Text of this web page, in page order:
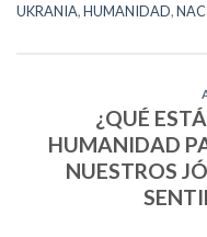
UKRANIA,HUMANIDAD,
¿QUÉ
HUMANIDAD
NUESTROS